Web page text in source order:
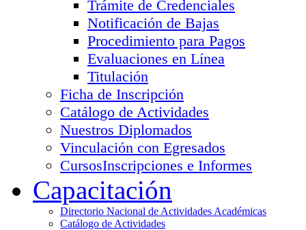
Trámite de Credenciales
Notificación de Bajas
Procedimiento para Pagos
Evaluaciones en Línea
Titulación
Ficha de Inscripción
Catálogo de Actividades
Nuestros Diplomados
Vinculación con Egresados
CursosInscripciones e Informes
Capacitación
Directorio Nacional de Actividades Académicas
Catálogo de Actividades